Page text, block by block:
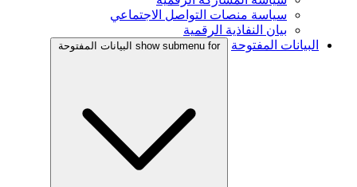
سياسة منصات التواصل الاجتماعي
بيان النفاذية الرقمية
البيانات المفتوحة
show submenu for البيانات المفتوحة